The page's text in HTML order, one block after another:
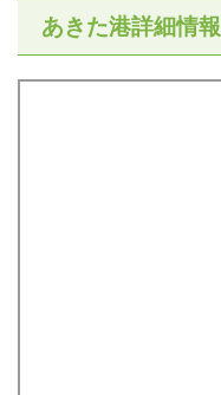
あきた港詳細情報